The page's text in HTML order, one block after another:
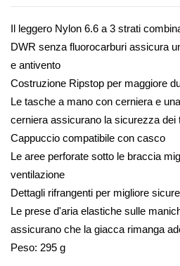
Il leggero Nylon 6.6 a 3 strati
DWR senza fluorocarburi assicura
e antivento
Costruzione Ripstop per maggiore
Le tasche a mano con cerniera e
cerniera assicurano la sicurezza dei
Cappuccio compatibile con casco
Le aree perforate sotto le braccia
ventilazione
Dettagli rifrangenti per migliore
Le prese d'aria elastiche sulle
assicurano che la giacca rimanga
Peso: 295 g